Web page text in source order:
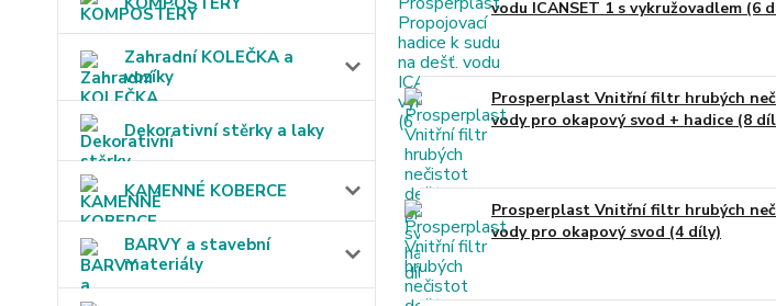
Zahradní KOLEČKA a
vozíky
Dekorativní stěrky a laky
KAMENNÉ KOBERCE
BARVY a stavební
materiály
vodu ICANSET 1 s vykružovadlem (6
Prosperplast Vnitřní filtr hrubých
vody pro okapový svod + hadice (8
Prosperplast Vnitřní filtr hrubých
vody pro okapový svod (4 díly)